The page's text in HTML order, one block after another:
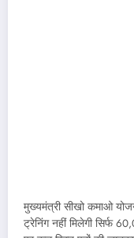
मुख्यमंत्री सीखो कमाओ
ट्रेनिंग नहीं मिलेगी सिर्फ